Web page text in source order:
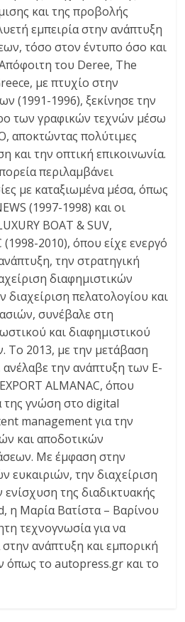
και της προβολής
εμπειρία στην ανάπτυξη
τόσο στον έντυπο όσο και
του Deree, The
με πτυχίο στην
(1991-1996), ξεκίνησε την
των γραφικών τεχνών μέσω
αποκτώντας πολύτιμες
και την οπτική επικοινωνία.
περιλαμβάνει
με καταξιωμένα μέσα, όπως
(1997-1998) και οι
BOAT & SUV,
(1998-2010), όπου είχε ενεργό
την στρατηγική
διαφημιστικών
πελατολογίου και
συνέβαλε στη
και διαφημιστικού
Το 2013, με την μετάβαση
την ανάπτυξη των E-
ALMANAC, όπου
της γνώση στο digital
management για την
και αποδοτικών
Με έμφαση στην
ευκαιριών, την διαχείριση
της διαδικτυακής
η Μαρία Βατίστα – Βαρίνου
τεχνογνωσία για να
ανάπτυξη και εμπορική
όπως το autopress.gr και το